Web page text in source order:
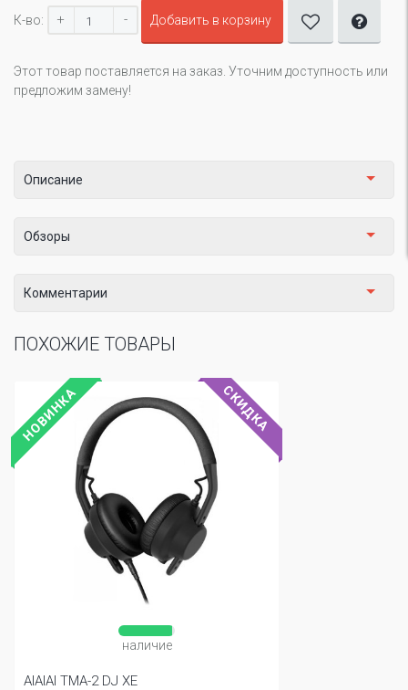
К-во: + - Добавить в корзину
Этот товар поставляется на заказ. Уточним доступность или
предложим замену!
Описание
Обзоры
Комментарии
ПОХОЖИЕ ТОВАРЫ
НОВИНКА СКИДКА
наличие
AIAIAI TMA-2 DJ XE